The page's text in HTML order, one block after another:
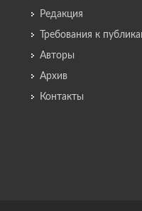
Редакция
Требования к
Авторы
Архив
Контакты